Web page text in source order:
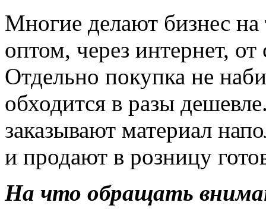
Многие делают бизнес
оптом, через интернет,
Отдельно покупка не
обходится в разы
заказывают материал
и продают в розницу
На что обращать